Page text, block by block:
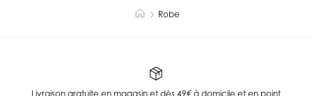
Robe
Livraison gratuite en magasin et dès 49€ à domicile et en point